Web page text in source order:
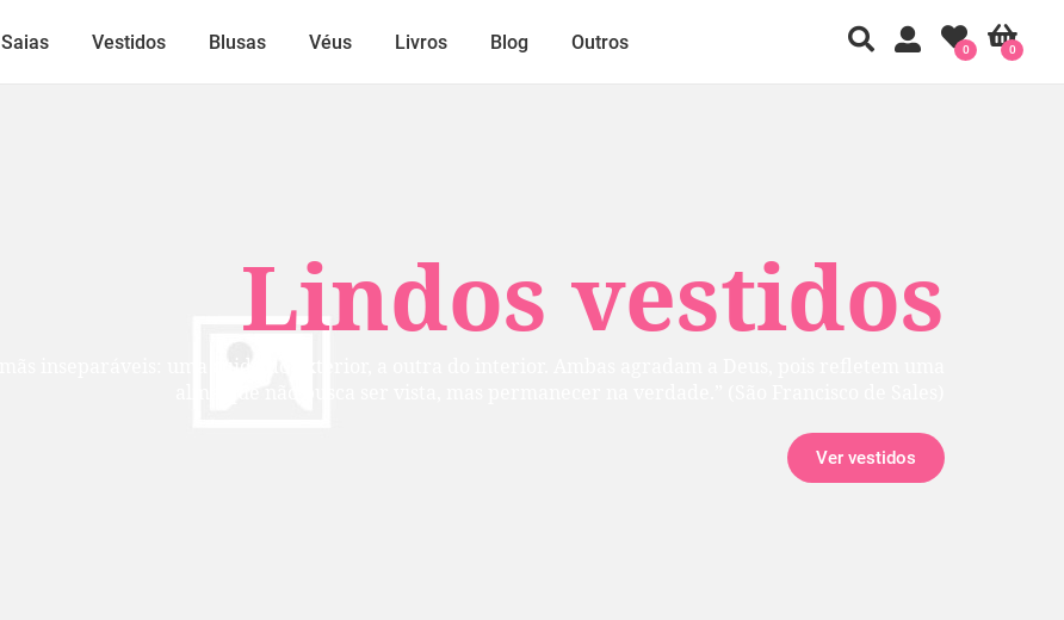
Lindos vestidos
Ver vestidos
Saias Vestidos Blusas Véus Livros Blog Outros 0
0